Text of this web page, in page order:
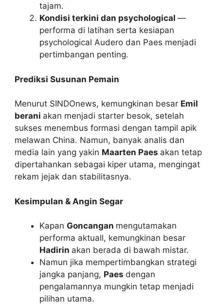
tajam.
Kondisi terkini dan psychological —
performa di latihan serta kesiapan
psychological Audero dan Paes menjadi
pertimbangan penting.
Prediksi Susunan Pemain
Menurut SINDOnews, kemungkinan besar Emil
berani akan menjadi starter besok, setelah
sukses menembus formasi dengan tampil apik
melawan China. Namun, banyak analis dan
media lain yang yakin Maarten Paes akan tetap
dipertahankan sebagai kiper utama, mengingat
rekam jejak dan stabilitasnya.
Kesimpulan & Angin Segar
Kapan Goncangan mengutamakan
performa aktuall, kemungkinan besar
Hadirin akan berada di bawah mistar.
Namun jika mempertimbangkan strategi
jangka panjang, Paes dengan
pengalamannya mungkin tetap menjadi
pilihan utama.